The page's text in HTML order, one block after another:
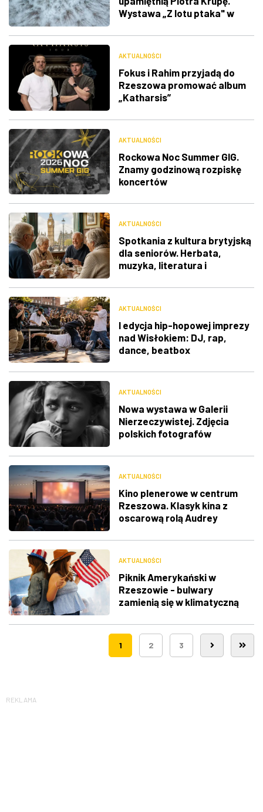
Wystawa „Z lotu ptaka" w
AKTUALNOŚCI
Fokus i Rahim przyjadą do
Rzeszowa promować album
„Katharsis”
AKTUALNOŚCI
Rockowa Noc Summer GIG.
Znamy godzinową rozpiskę
koncertów
AKTUALNOŚCI
Spotkania z kultura brytyjską
dla seniorów. Herbata,
muzyka, literatura i
AKTUALNOŚCI
I edycja hip-hopowej imprezy
nad Wisłokiem: DJ, rap,
dance, beatbox
AKTUALNOŚCI
Nowa wystawa w Galerii
Nierzeczywistej. Zdjęcia
polskich fotografów
AKTUALNOŚCI
Kino plenerowe w centrum
Rzeszowa. Klasyk kina z
oscarową rolą Audrey
AKTUALNOŚCI
Piknik Amerykański w
Rzeszowie - bulwary
zamienią się w klimatyczną
1 2 3
REKLAMA